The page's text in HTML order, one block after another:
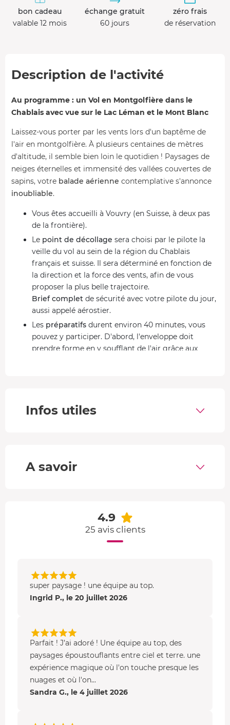
bon cadeau
valable 12 mois
échange gratuit
60 jours
zéro frais
de réservation
Description de l'activité
Au programme : un Vol en Montgolfière dans le
Chablais avec vue sur le Lac Léman et le Mont Blanc
Laissez-vous porter par les vents lors d'un baptême de
l'air en montgolfière. À plusieurs centaines de mètres
d'altitude, il semble bien loin le quotidien ! Paysages de
neiges éternelles et immensité des vallées couvertes de
sapins, votre balade aérienne contemplative s'annonce
inoubliable.
Vous êtes accueilli à Vouvry (en Suisse, à deux pas
de la frontière).
Le point de décollage sera choisi par le pilote la
veille du vol au sein de la région du Chablais
français et suisse. Il sera déterminé en fonction de
la direction et la force des vents, afin de vous
proposer la plus belle trajectoire.
Brief complet de sécurité avec votre pilote du jour,
aussi appelé aérostier.
Les préparatifs durent environ 40 minutes, vous
pouvez y participer. D'abord, l'enveloppe doit
prendre forme en y soufflant de l'air grâce aux
souffles d'air chaud vous permettent de prendre
avec un parcours totalement unique qui
dépendra de l'orientation et de la force des vents.
Un véhicule viendra vous récupérer pour vous
Votre baptême en montgolfière : des points de vues
Dépendant des vents du jour, vous apercevez les
domaines de ski, vous survolez les villages de montagne
et poursuivez votre vol au-dessus des forêts de sapins.
et profitez de superbes panoramas sur le
Léman, les villes qui bordent le lac, puis le majestueux
Mont Blancavec ses versants enneigés.
Infos utiles
A savoir
4.9
25 avis clients
super paysage ! une équipe au top.
Ingrid P., le 20 juillet 2026
Parfait ! J’ai adoré ! Une équipe au top, des
paysages époustouflants entre ciel et terre. une
expérience magique où l'on touche presque les
nuages et où l'on...
Sandra G., le 4 juillet 2026